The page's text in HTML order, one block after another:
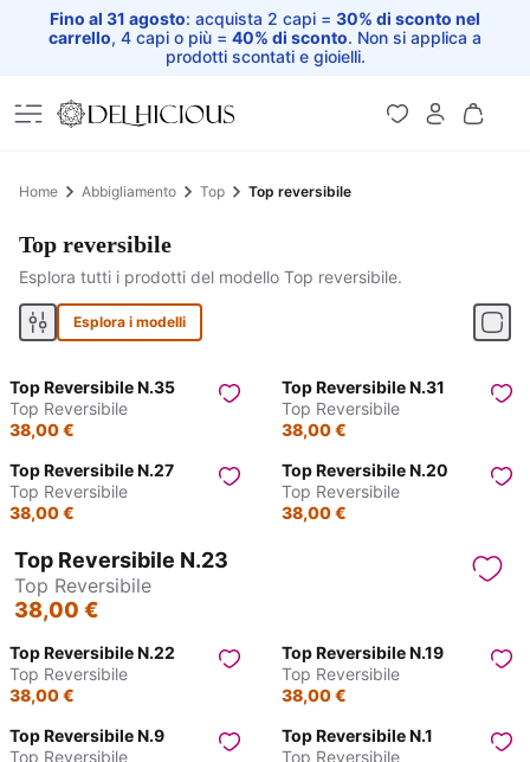
Fino al 31 agosto: acquista 2 capi = 30% di sconto nel
carrello, 4 capi o più = 40% di sconto. Non si applica a
prodotti scontati e gioielli.
Home
Home Abbigliamento Top Top reversibile
Top reversibile
Esplora tutti i prodotti del modello Top reversibile.
Esplora i modelli
Top Reversibile N.35
Top Reversibile
38,00 €
Top Reversibile N.31
Top Reversibile
38,00 €
Top Reversibile N.27
Top Reversibile
38,00 €
Top Reversibile N.20
Top Reversibile
38,00 €
Top Reversibile N.23
Top Reversibile
38,00 €
Top Reversibile N.22
Top Reversibile
38,00 €
Top Reversibile N.19
Top Reversibile
38,00 €
Top Reversibile N.9
Top Reversibile
Top Reversibile N.1
Top Reversibile